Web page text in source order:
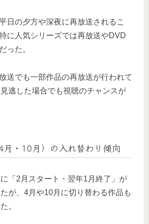
日の夕方や深夜に再放送されるこ
に人気シリーズでは再放送やDVD
った。
送でも一部作品の再放送が行われて
逃した場合でも視聴のチャンスが
月・10月）の入れ替わり傾向
「2月スタート・翌年1月終了」が
が、4月や10月に切り替わる作品も
。